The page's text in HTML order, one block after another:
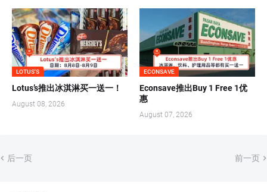
LOTUS'S
Lotus’s推出冰淇淋买一送一！
August 08, 2026
ECONSAVE
Econsave推出Buy 1 Free 1优
惠
August 07, 2026
后一页 前一页